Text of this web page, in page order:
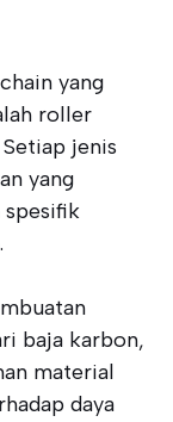
yang
roller
jenis
yang
spesifik
baja karbon,
material
daya